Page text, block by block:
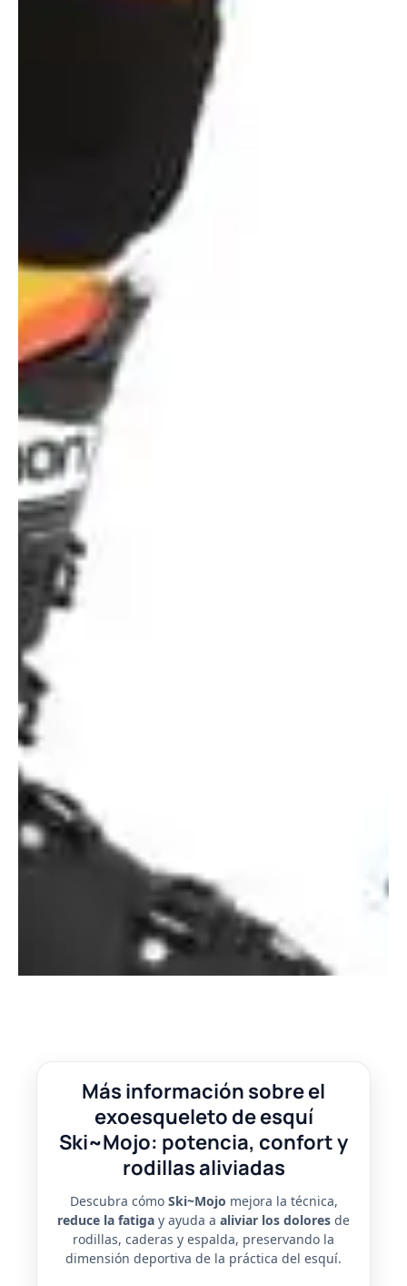
Más información sobre el
exoesqueleto de esquí
Ski~Mojo: potencia, confort y
rodillas aliviadas
Descubra cómo Ski~Mojo mejora la técnica,
reduce la fatiga y ayuda a aliviar los dolores de
rodillas, caderas y espalda, preservando la
dimensión deportiva de la práctica del esquí.